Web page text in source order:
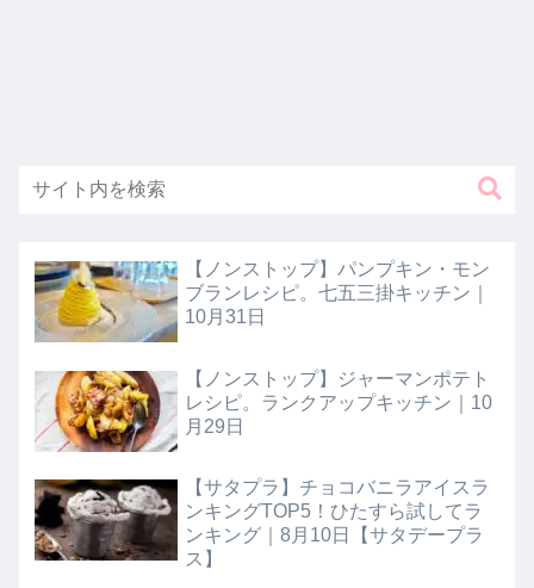
【ノンストップ】パンプキン・モン
ブランレシピ。七五三掛キッチン｜
10月31日
【ノンストップ】ジャーマンポテト
レシピ。ランクアップキッチン｜10
月29日
【サタプラ】チョコバニラアイスラ
ンキングTOP5！ひたすら試してラ
ンキング｜8月10日【サタデープラ
ス】